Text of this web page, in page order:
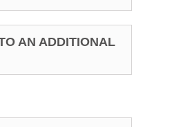
AN ADDITIONAL